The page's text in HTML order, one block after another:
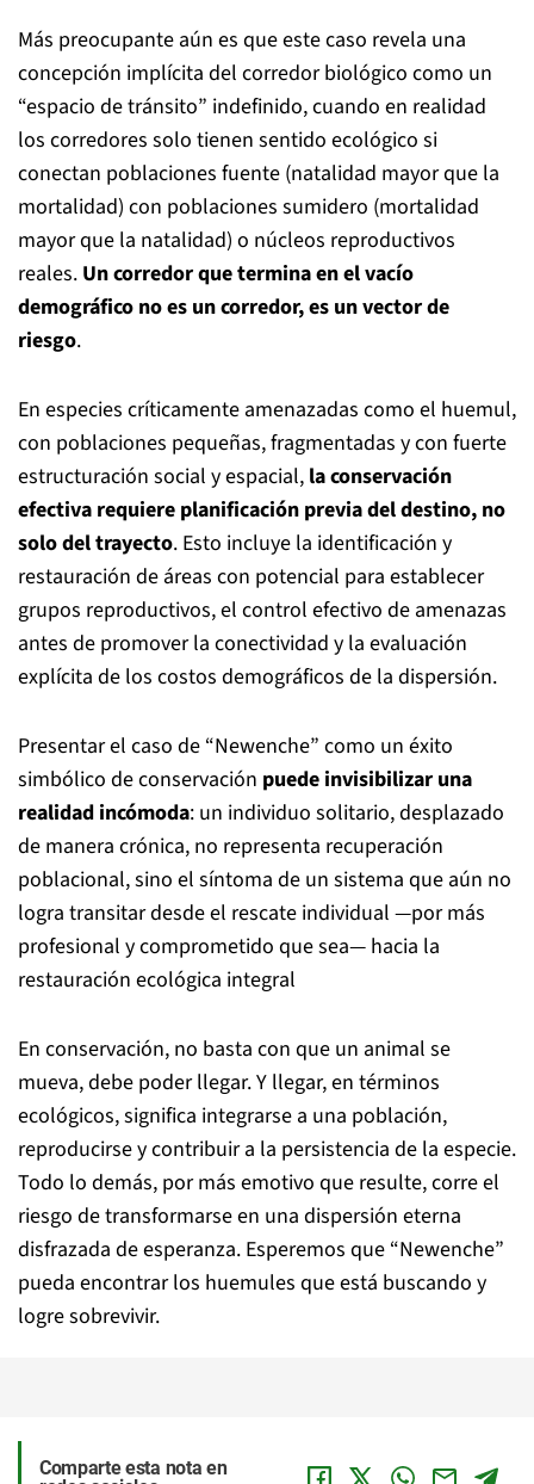
Más preocupante aún es queeste caso revela una
concepción implícita del corredor biológico como un
“espacio de tránsito” indefinido, cuando en realidad
los corredores solo tienen sentido ecológico si
conectan poblaciones fuente (natalidad mayor que la
mortalidad) con poblaciones sumidero (mortalidad
mayor que la natalidad) o núcleos reproductivos
reales. Un corredor que termina en el vacío
demográfico no es un corredor, es un vector de
riesgo.
En especies críticamente amenazadas como el huemul,
con poblaciones pequeñas, fragmentadas y con fuerte
estructuración social y espacial, la conservación
efectiva requiere planificación previa del destino, no
solo del trayecto. Esto incluye la identificación y
restauración de áreas con potencial para establecer
grupos reproductivos, el control efectivo de amenazas
antes de promover la conectividad y la evaluación
explícita de los costos demográficos de la dispersión.
Presentar el caso de “Newenche” como un éxito
simbólico de conservación puede invisibilizar una
realidad incómoda: un individuo solitario, desplazado
de manera crónica, no representa recuperación
poblacional, sino el síntoma de un sistema que aún no
logra transitar desde el rescate individual —por más
profesional y comprometido que sea— hacia la
restauración ecológica integral
En conservación, no basta con que un animal se
mueva, debe poder llegar. Y llegar, en términos
ecológicos, significa integrarse a una población,
reproducirse y contribuir a la persistencia de la especie.
Todo lo demás, por más emotivo que resulte, corre el
riesgo de transformarse en una dispersión eterna
disfrazada de esperanza. Esperemos que “Newenche”
pueda encontrar los huemules que está buscando y
logre sobrevivir.
Comparte esta nota en